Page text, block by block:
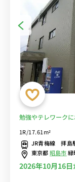
勉強やテレワーク
Wi-Fi格安レンタル中
1R/17.61m²
JR青梅線 拝島
東京都昭島市緑
2026年10月16